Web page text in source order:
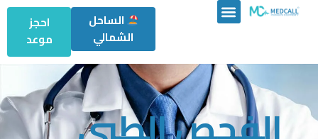
الساحل
الشمالي
احجز
موعد